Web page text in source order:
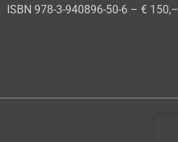
ISBN 978-3-940896-50-6 – € 150,–